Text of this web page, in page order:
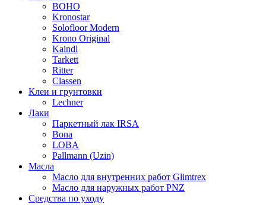
BOHO
Kronostar
Solofloor Modern
Krono Original
Kaindl
Tarkett
Ritter
Classen
Клеи и грунтовки
Lechner
Лаки
Паркетный лак IRSA
Bona
LOBA
Pallmann (Uzin)
Масла
Масло для внутренних работ Glimtrex
Масло для наружных работ PNZ
Средства по уходу